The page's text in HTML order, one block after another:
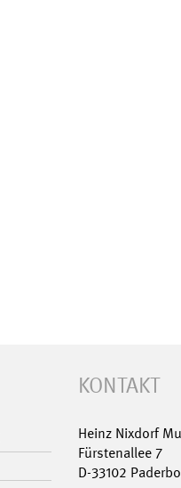
KONTAKT
Heinz Nixdorf
Fürstenallee 7
D-33102